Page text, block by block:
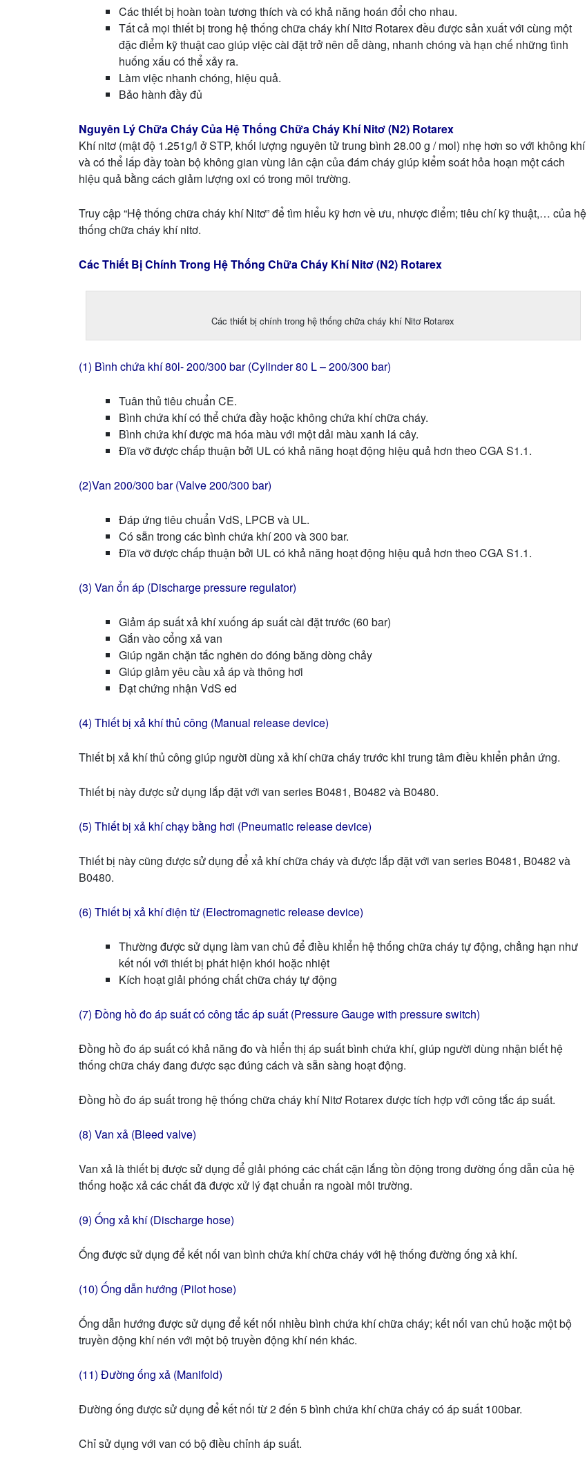
Các thiết bị hoàn toàn tương thích và có khả năng hoán đổi cho nhau.
Tất cả mọi thiết bị trong hệ thống chữa cháy khí Nitơ Rotarex đều được sản xuất với cùng một
đặc điểm kỹ thuật cao giúp việc cài đặt trở nên dễ dàng, nhanh chóng và hạn chế những tình
huống xấu có thể xảy ra.
Làm việc nhanh chóng, hiệu quả.
Bảo hành đầy đủ
Nguyên Lý Chữa Cháy Của Hệ Thống Chữa Cháy Khí Nitơ (N2) Rotarex
Khí nitơ (mật độ 1.251g/l ở STP, khối lượng nguyên tử trung bình 28.00 g / mol) nhẹ hơn so với không khí
và có thể lấp đầy toàn bộ không gian vùng lân cận của đám cháy giúp kiểm soát hỏa hoạn một cách
hiệu quả bằng cách giảm lượng oxi có trong môi trường.
Truy cập “Hệ thống chữa cháy khí Nitơ” để tìm hiểu kỹ hơn về ưu, nhược điểm; tiêu chí kỹ thuật,… của hệ
thống chữa cháy khí nitơ.
Các Thiết Bị Chính Trong Hệ Thống Chữa Cháy Khí Nitơ (N2) Rotarex
Các thiết bị chính trong hệ thống chữa cháy khí Nitơ Rotarex
(1) Bình chứa khí 80l- 200/300 bar (Cylinder 80 L – 200/300 bar)
Tuân thủ tiêu chuẩn CE.
Bình chứa khí có thể chứa đầy hoặc không chứa khí chữa cháy.
Bình chứa khí được mã hóa màu với một dải màu xanh lá cây.
Đĩa vỡ được chấp thuận bởi UL có khả năng hoạt động hiệu quả hơn theo CGA S1.1.
(2)Van 200/300 bar (Valve 200/300 bar)
Đáp ứng tiêu chuẩn VdS, LPCB và UL.
Có sẵn trong các bình chứa khí 200 và 300 bar.
Đĩa vỡ được chấp thuận bởi UL có khả năng hoạt động hiệu quả hơn theo CGA S1.1.
(3) Van ổn áp (Discharge pressure regulator)
Giảm áp suất xả khí xuống áp suất cài đặt trước (60 bar)
Gắn vào cổng xả van
Giúp ngăn chặn tắc nghẽn do đóng băng dòng chảy
Giúp giảm yêu cầu xả áp và thông hơi
Đạt chứng nhận VdS ed
(4) Thiết bị xả khí thủ công (Manual release device)
Thiết bị xả khí thủ công giúp người dùng xả khí chữa cháy trước khi trung tâm điều khiển phản ứng.
Thiết bị này được sử dụng lắp đặt với van series B0481, B0482 và B0480.
(5) Thiết bị xả khí chạy bằng hơi (Pneumatic release device)
Thiết bị này cũng được sử dụng để xả khí chữa cháy và được lắp đặt với van series B0481, B0482 và
B0480.
(6) Thiết bị xả khí điện từ (Electromagnetic release device)
Thường được sử dụng làm van chủ để điều khiển hệ thống chữa cháy tự động, chẳng hạn như
kết nối với thiết bị phát hiện khói hoặc nhiệt
Kích hoạt giải phóng chất chữa cháy tự động
(7) Đồng hồ đo áp suất có công tắc áp suất (Pressure Gauge with pressure switch)
Đồng hồ đo áp suất có khả năng đo và hiển thị áp suất bình chứa khí, giúp người dùng nhận biết hệ
thống chữa cháy đang được sạc đúng cách và sẵn sàng hoạt động.
Đồng hồ đo áp suất trong hệ thống chữa cháy khí Nitơ Rotarex được tích hợp với công tắc áp suất.
(8) Van xả (Bleed valve)
Van xả là thiết bị được sử dụng để giải phóng các chất cặn lắng tồn động trong đường ống dẫn của hệ
thống hoặc xả các chất đã được xử lý đạt chuẩn ra ngoài môi trường.
(9) Ống xả khí (Discharge hose)
Ống được sử dụng để kết nối van bình chứa khí chữa cháy với hệ thống đường ống xả khí.
(10) Ống dẫn hướng (Pilot hose)
Ống dẫn hướng được sử dụng để kết nối nhiều bình chứa khí chữa cháy; kết nối van chủ hoặc một bộ
truyền động khí nén với một bộ truyền động khí nén khác.
(11) Đường ống xả (Manifold)
Đường ống được sử dụng để kết nối từ 2 đến 5 bình chứa khí chữa cháy có áp suất 100bar.
Chỉ sử dụng với van có bộ điều chỉnh áp suất.